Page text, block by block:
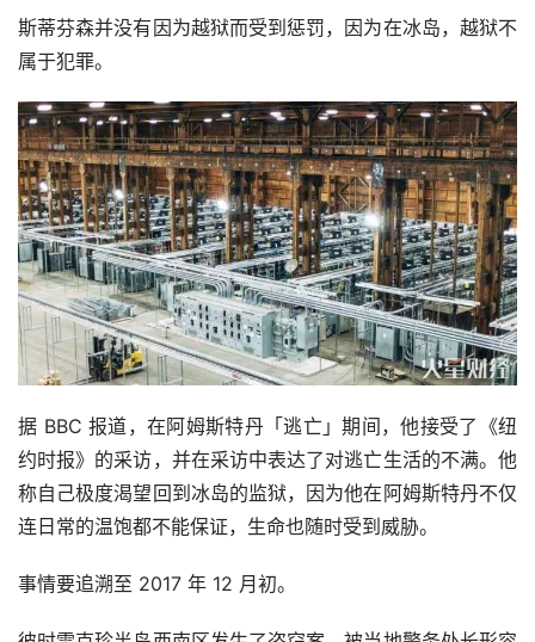
斯蒂芬森并没有因为越狱而受到惩罚，因为在冰岛，越狱不
属于犯罪。
据 BBC 报道，在阿姆斯特丹「逃亡」期间，他接受了《纽
约时报》的采访，并在采访中表达了对逃亡生活的不满。他
称自己极度渴望回到冰岛的监狱，因为他在阿姆斯特丹不仅
连日常的温饱都不能保证，生命也随时受到威胁。
事情要追溯至 2017 年 12 月初。